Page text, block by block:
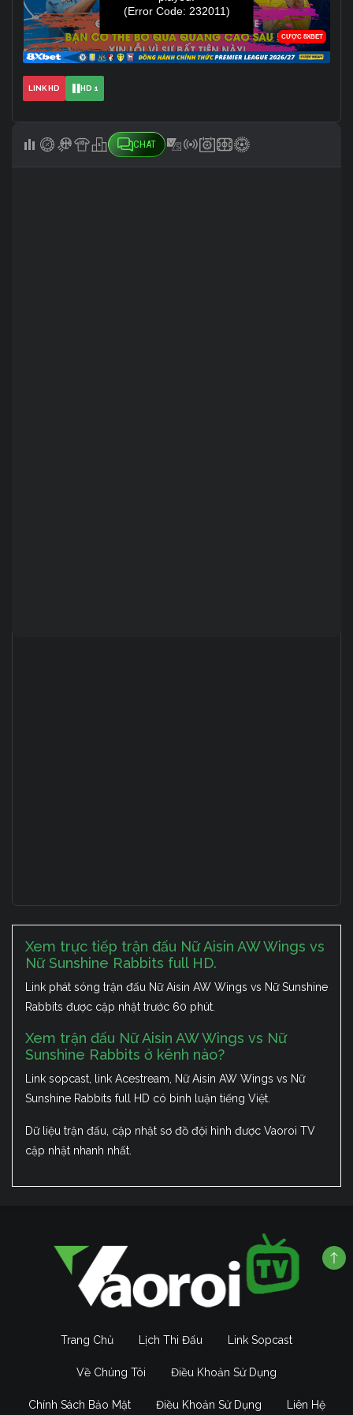
LINK HD HD 1
CHAT
Xem trực tiếp trận đấu Nữ Aisin AW Wings vs
Nữ Sunshine Rabbits full HD.
Link phát sóng trận đấu Nữ Aisin AW Wings vs Nữ Sunshine
Rabbits được cập nhật trước 60 phút.
Xem trận đấu Nữ Aisin AW Wings vs Nữ
Sunshine Rabbits ở kênh nào?
Link sopcast, link Acestream, Nữ Aisin AW Wings vs Nữ
Sunshine Rabbits full HD có bình luận tiếng Việt.
Dữ liệu trận đấu, cập nhật sơ đồ đội hình được Vaoroi TV
cập nhật nhanh nhất.
Trang Chủ Lịch Thi Đấu Link Sopcast
Về Chúng Tôi Điều Khoản Sử Dụng
Chính Sách Bảo Mật Điều Khoản Sử Dụng Liên Hệ